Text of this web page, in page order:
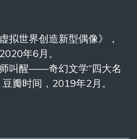
拟世界创造新型偶像》，
年6月。
师叫醒——奇幻文学“四大名
瓣时间，2019年2月。